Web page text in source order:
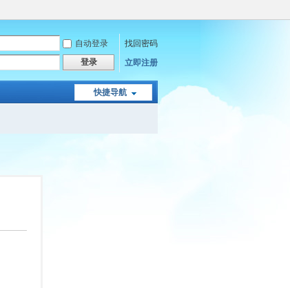
自动登录
找回密码
登录 立即注册
快捷导航